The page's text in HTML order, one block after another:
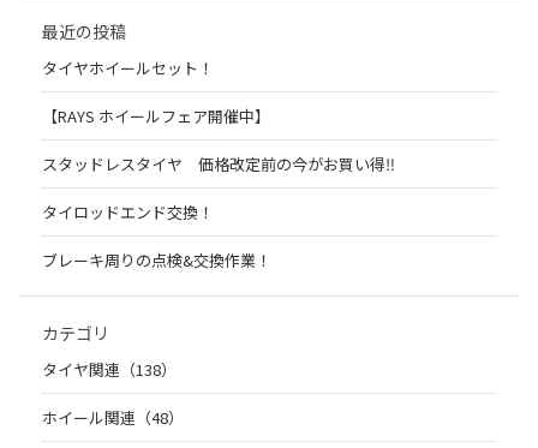
最近の投稿
タイヤホイールセット！
【RAYS ホイールフェア開催中】
スタッドレスタイヤ 価格改定前の今がお買い得‼️
タイロッドエンド交換！
ブレーキ周りの点検&交換作業！
カテゴリ
タイヤ関連（138）
ホイール関連（48）